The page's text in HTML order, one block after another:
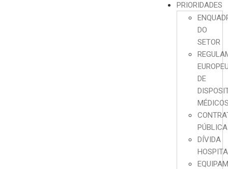
PRIORIDADES
DO
SETOR
DE
PÚBLICA
DÍVIDA